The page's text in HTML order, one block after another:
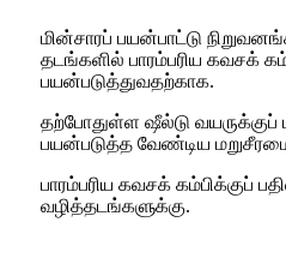
மின்சாரப் பயன்பாட்டு
தடங்களில் பாரம்பரிய கவசக்
பயன்படுத்துவதற்காக.
தற்போதுள்ள ஷீல்டு வயருக்குப்
பயன்படுத்த வேண்டிய
பாரம்பரிய கவசக் கம்பிக்குப்
வழித்தடங்களுக்கு.